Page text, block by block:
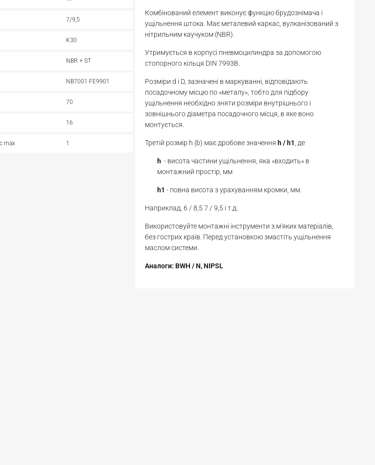
7/9,5
K30
NBR + ST
NB7001 FE9901
70
16
max 1
Комбінований елемент виконує функцію брудознімача і
ущільнення штока. Має металевий каркас, вулканізований з
нітрильним каучуком (NBR).
Утримується в корпусі пневмоцилиндра за допомогою
стопорного кільця DIN 7993B.
Розміри d і D, зазначені в маркуванні, відповідають
посадочному місцю по «металу», тобто для підбору
ущільнення необхідно зняти розміри внутрішнього і
зовнішнього діаметра посадочного місця, в яке воно
монтується.
Третій розмір h (b) має дробове значення h / h1 , де
h - висота частини ущільнення, яка «входить» в
монтажний простір, мм
h1 - повна висота з урахуванням кромки, мм.
Наприклад, 6 / 8,5 7 / 9,5 і т.д.
Використовуйте монтажні інструменти з м'яких матеріалів,
без гострих країв. Перед установкою змастіть ущільнення
маслом системи.
Аналоги: BWH / N, NIPSL